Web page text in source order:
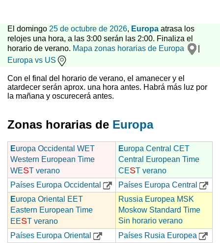
El domingo 25 de octubre de 2026, Europa atrasa los
relojes una hora, a las 3:00 serán las 2:00. Finaliza el
horario de verano. Mapa zonas horarias de Europa
Europa vs US
Con el final del horario de verano, el amanecer y el
atardecer serán aprox. una hora antes. Habrá más luz por
la mañana y oscurecerá antes.
Zonas horarias de Europa
Europa Occidental WET
Western European Time
WEST verano
Europa Central CET
Central European Time
CEST verano
Países Europa Occidental
Países Europa Central
Europa Oriental EET
Eastern European Time
EEST verano
Russia Europea MSK
Moskow Standard Time
Sin horario verano
Países Europa Oriental
Países Rusia Europea